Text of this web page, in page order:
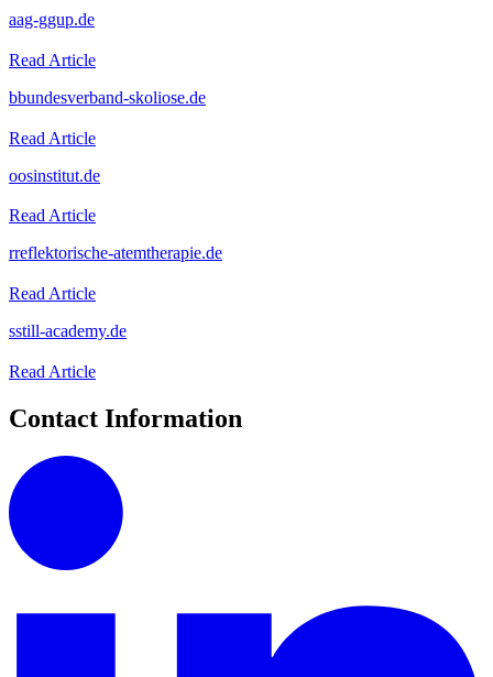
aag-ggup.de
Read Article
bbundesverband-skoliose.de
Read Article
oosinstitut.de
Read Article
rreflektorische-atemtherapie.de
Read Article
sstill-academy.de
Read Article
Contact Information